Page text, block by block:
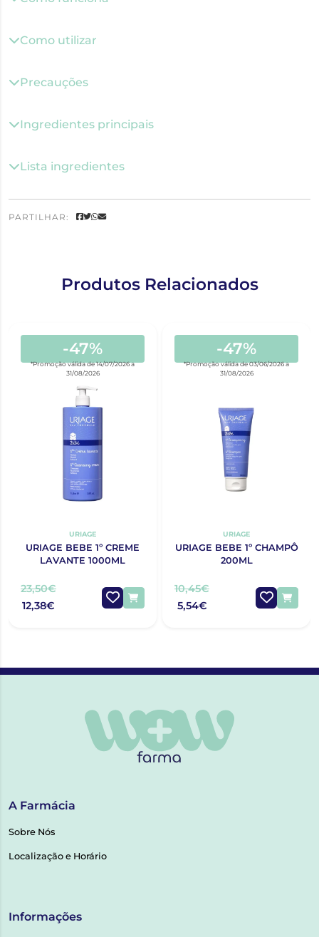
Como utilizar
Precauções
Ingredientes principais
Lista ingredientes
PARTILHAR:
Produtos Relacionados
-47%
*Promoção válida de 14/07/2026 a
31/08/2026
URIAGE
URIAGE BEBE 1º CREME
LAVANTE 1000ML
23,50€
12,38€
-47%
*Promoção válida de 03/06/2026 a
31/08/2026
URIAGE
URIAGE BEBE 1º CHAMPÔ
200ML
10,45€
5,54€
A Farmácia
Sobre Nós
Localização e Horário
Informações